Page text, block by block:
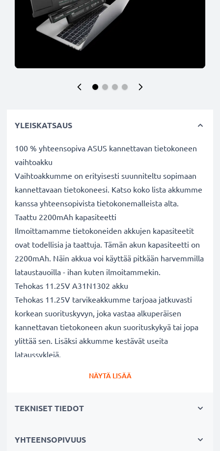
YLEISKATSAUS
100 % yhteensopiva ASUS kannettavan tietokoneen
vaihtoakku
Vaihtoakkumme on erityisesti suunniteltu sopimaan
kannettavaan tietokoneesi. Katso koko lista akkumme
kanssa yhteensopivista tietokonemalleista alta.
Taattu 2200mAh kapasiteetti
Ilmoittamamme tietokoneiden akkujen kapasiteetit
ovat todellisia ja taattuja. Tämän akun kapasiteetti on
2200mAh. Näin akkua voi käyttää pitkään harvemmilla
lataustauoilla - ihan kuten ilmoitammekin.
Tehokas 11.25V A31N1302 akku
Tehokas 11.25V tarvikeakkumme tarjoaa jatkuvasti
korkean suorituskyvyn, joka vastaa alkuperäisen
kannettavan tietokoneen akun suorituskykyä tai jopa
ylittää sen. Lisäksi akkumme kestävät useita
lataussyklejä.
kokonaan korkeimmat EU-standardit ja enemmänkin -
Kestävä valinta
NÄYTÄ LISÄÄ
TEKNISET TIEDOT
YHTEENSOPIVUUS